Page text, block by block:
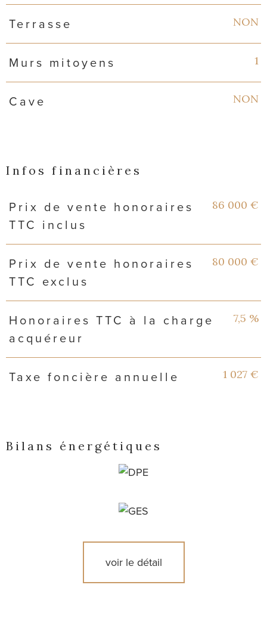
Terrasse NON
Murs mitoyens 1
Cave NON
Infos financières
Caractéristiques Valeurs
Prix de vente honoraires
TTC inclus
86 000 €
Prix de vente honoraires
TTC exclus
80 000 €
Honoraires TTC à la charge
acquéreur
7,5 %
Taxe foncière annuelle 1 027 €
Bilans énergétiques
voir le détail